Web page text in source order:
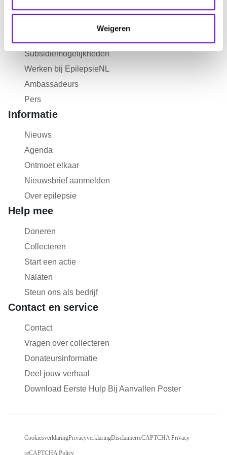
Weigeren
Over EpilepsieNL
Subsidiemogelijkheden
Werken bij EpilepsieNL
Ambassadeurs
Pers
Informatie
Nieuws
Agenda
Ontmoet elkaar
Nieuwsbrief aanmelden
Over epilepsie
Help mee
Doneren
Collecteren
Start een actie
Nalaten
Steun ons als bedrijf
Contact en service
Contact
Vragen over collecteren
Donateursinformatie
Deel jouw verhaal
Download Eerste Hulp Bij Aanvallen Poster
CookiesverklaringPrivacyverklaringDisclaimerreCAPTCHA Privacy
reCAPTCHA Policy